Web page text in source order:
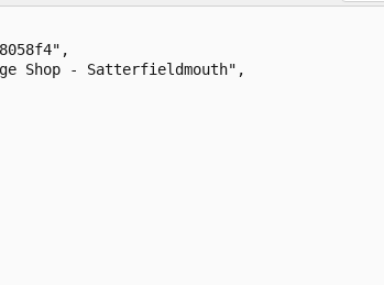
Shop - Satterfieldmouth",